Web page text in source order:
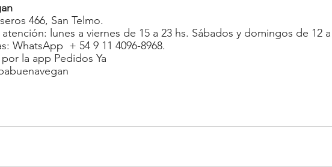
466, San Telmo.
lunes a viernes de 15 a 23 hs. Sábados y domingos de 12 a
WhatsApp  + 54 9 11 4096-8968.
la app Pedidos Ya